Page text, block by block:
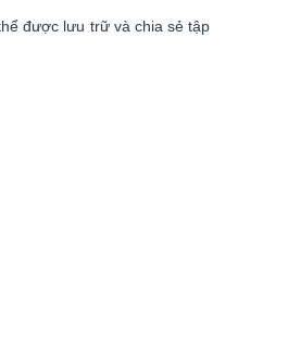
được lưu trữ và chia sẻ tập